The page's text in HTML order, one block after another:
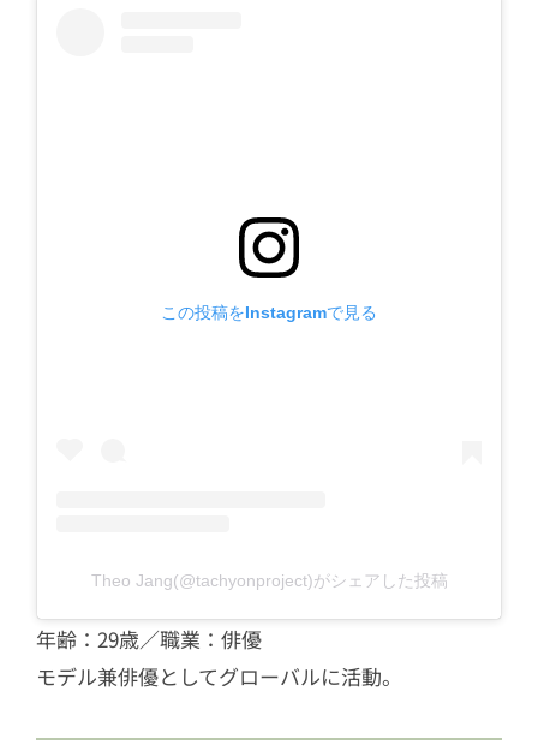
この投稿をInstagramで見る
Theo Jang(@tachyonproject)がシェアした投稿
年齢：29歳／職業：俳優
モデル兼俳優としてグローバルに活動。